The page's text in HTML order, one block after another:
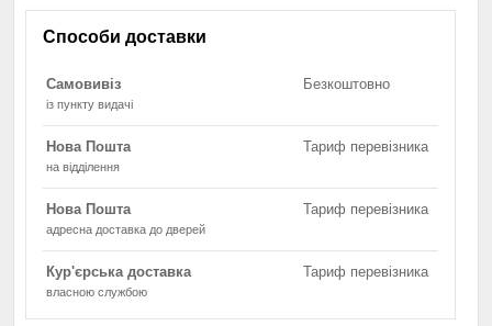
Способи доставки
Самовивіз
із пункту видачі
Безкоштовно
Нова Пошта
на відділення
Тариф перевізника
Нова Пошта
адресна доставка до дверей
Тариф перевізника
Кур'єрська доставка
власною службою
Тариф перевізника